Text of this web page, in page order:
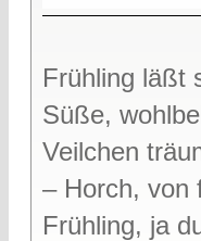
Frühling läßt
Süße,
Veilchen
– Horch, von
Frühling, ja